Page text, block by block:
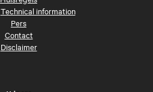
Technical information
Pers
Contact
Disclaimer